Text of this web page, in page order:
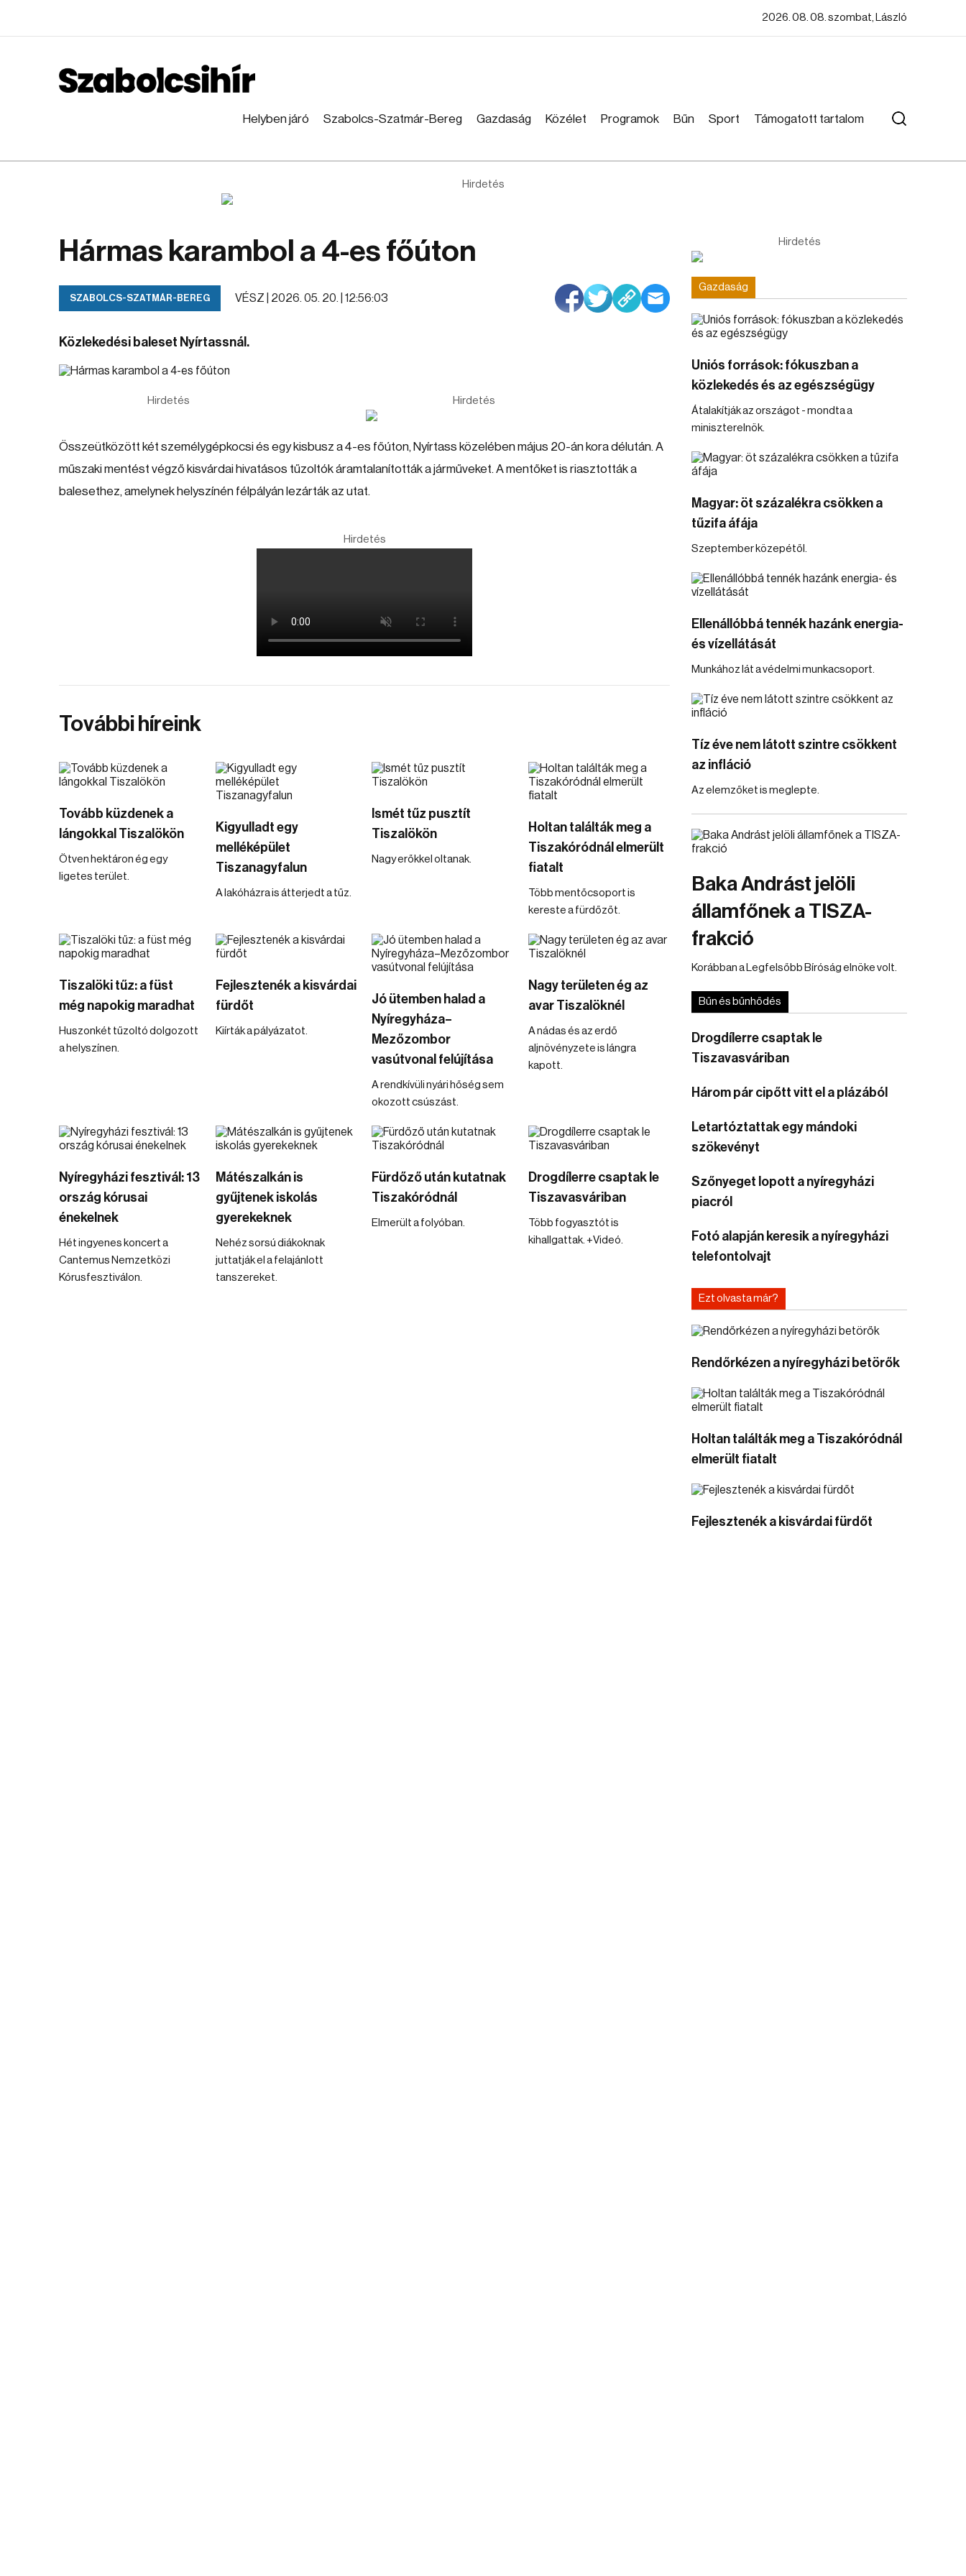
2026. 08. 08. szombat, László
Helyben járó Szabolcs-Szatmár-Bereg Gazdaság Közélet Programok Bűn Sport Támogatott tartalom
Hirdetés
Hármas karambol a 4-es főúton
SZABOLCS-SZATMÁR-BEREG VÉSZ | 2026. 05. 20. | 12:56:03
Közlekedési baleset Nyírtassnál.
Hirdetés Hirdetés
Összeütközött két személygépkocsi és egy kisbusz a 4-es főúton, Nyírtass közelében május 20-án kora délután. A
műszaki mentést végző kisvárdai hivatásos tűzoltók áramtalanították a járműveket. A mentőket is riasztották a
balesethez, amelynek helyszínén félpályán lezárták az utat.
Hirdetés
További híreink
Tovább küzdenek a
lángokkal Tiszalökön
Ötven hektáron ég egy
ligetes terület.
Kigyulladt egy
melléképület
Tiszanagyfalun
A lakóházra is átterjedt a tűz.
Ismét tűz pusztít
Tiszalökön
Nagy erőkkel oltanak.
Holtan találták meg a
Tiszakóródnál elmerült
fiatalt
Több mentőcsoport is
kereste a fürdőzőt.
Tiszalöki tűz: a füst
még napokig maradhat
Huszonkét tűzoltó dolgozott
a helyszínen.
Fejlesztenék a kisvárdai
fürdőt
Kiírták a pályázatot.
Jó ütemben halad a
Nyíregyháza–
Mezőzombor
vasútvonal felújítása
A rendkívüli nyári hőség sem
okozott csúszást.
Nagy területen ég az
avar Tiszalöknél
A nádas és az erdő
aljnövényzete is lángra
kapott.
Nyíregyházi fesztivál: 13
ország kórusai
énekelnek
Hét ingyenes koncert a
Cantemus Nemzetközi
Kórusfesztiválon.
Mátészalkán is
gyűjtenek iskolás
gyerekeknek
Nehéz sorsú diákoknak
juttatják el a felajánlott
tanszereket.
Fürdőző után kutatnak
Tiszakóródnál
Elmerült a folyóban.
Drogdílerre csaptak le
Tiszavasváriban
Több fogyasztót is
kihallgattak. +Videó.
Hirdetés
Gazdaság
Uniós források: fókuszban a
közlekedés és az egészségügy
Átalakítják az országot - mondta a
miniszterelnök.
Magyar: öt százalékra csökken a
tűzifa áfája
Szeptember közepétől.
Ellenállóbbá tennék hazánk energia-
és vízellátását
Munkához lát a védelmi munkacsoport.
Tíz éve nem látott szintre csökkent
az infláció
Az elemzőket is meglepte.
Baka Andrást jelöli
államfőnek a TISZA-
frakció
Korábban a Legfelsőbb Bíróság elnöke volt.
Bűn és bűnhődés
Drogdílerre csaptak le
Tiszavasváriban
Három pár cipőtt vitt el a plázából
Letartóztattak egy mándoki
szökevényt
Szőnyeget lopott a nyíregyházi
piacról
Fotó alapján keresik a nyíregyházi
telefontolvajt
Ezt olvasta már?
Rendőrkézen a nyíregyházi betörők
Holtan találták meg a Tiszakóródnál
elmerült fiatalt
Fejlesztenék a kisvárdai fürdőt